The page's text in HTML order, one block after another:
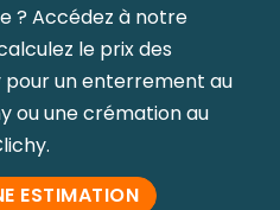
? Accédez à notre
le prix des
pour un enterrement au
ou une crémation au
ESTIMATION